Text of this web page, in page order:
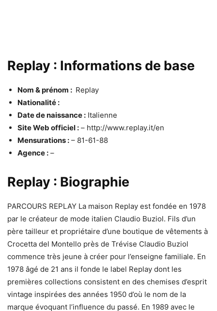
Replay : Informations de base
Nom & prénom : Replay
Nationalité :
Date de naissance : Italienne
Site Web officiel : – http://www.replay.it/en
Mensurations : – 81-61-88
Agence : –
Replay : Biographie
PARCOURS REPLAY La maison Replay est fondée en 1978
par le créateur de mode italien Claudio Buziol. Fils d’un
père tailleur et propriétaire d’une boutique de vêtements à
Crocetta del Montello près de Trévise Claudio Buziol
commence très jeune à créer pour l’enseigne familiale. En
1978 âgé de 21 ans il fonde le label Replay dont les
premières collections consistent en des chemises d’esprit
vintage inspirées des années 1950 d’où le nom de la
marque évoquant l’influence du passé. En 1989 avec le